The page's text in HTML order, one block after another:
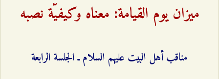
ميزان يوم القيامة: معناه وكيفيّة نصبه
مناقب أهل البيت عليهم السلام ـ الجلسة الرابعة